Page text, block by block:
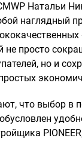
Натальи
наглядный
не просто
но и
что выбор в
обусловлен